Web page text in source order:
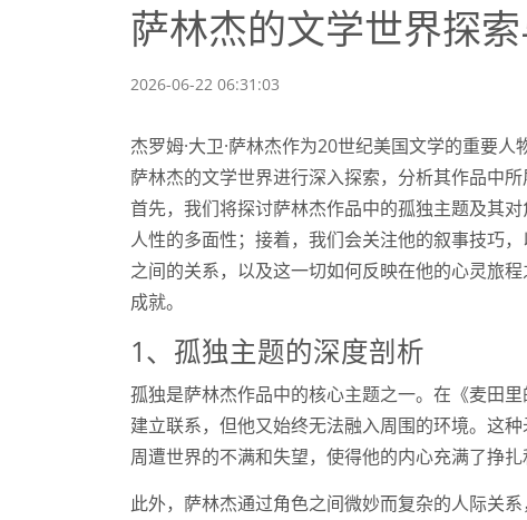
萨林杰的文学世界探
2026-06-22 06:31:03
杰罗姆·大卫·萨林杰作为20世纪美国文学的重要
萨林杰的文学世界进行深入探索，分析其作品中
首先，我们将探讨萨林杰作品中的孤独主题及其
人性的多面性；接着，我们会关注他的叙事技巧
之间的关系，以及这一切如何反映在他的心灵旅
成就。
1、孤独主题的深度剖析
孤独是萨林杰作品中的核心主题之一。在《麦田
建立联系，但他又始终无法融入周围的环境。这
周遭世界的不满和失望，使得他的内心充满了挣扎
此外，萨林杰通过角色之间微妙而复杂的人际关